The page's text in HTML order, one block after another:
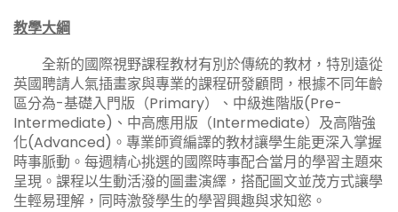
教學大綱
全新的國際視野課程教材有別於傳統的教材，特別遠從
英國聘請人氣插畫家與專業的課程研發顧問，根據不同年齡
區分為-基礎入門版（Primary）、中級進階版(Pre-
Intermediate)、中高應用版（Intermediate）及高階強
化(Advanced)。專業師資編譯的教材讓學生能更深入掌握
時事脈動。每週精心挑選的國際時事配合當月的學習主題來
呈現。課程以生動活潑的圖畫演繹，搭配圖文並茂方式讓學
生輕易理解，同時激發學生的學習興趣與求知慾。